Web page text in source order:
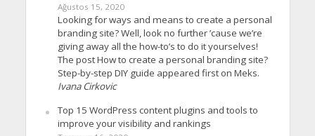
Ağustos 15, 2020
Looking for ways and means to create a personal
branding site? Well, look no further ’cause we’re
giving away all the how-to’s to do it yourselves!
The post How to create a personal branding site?
Step-by-step DIY guide appeared first on Meks.
Ivana Cirkovic
Top 15 WordPress content plugins and tools to
improve your visibility and rankings